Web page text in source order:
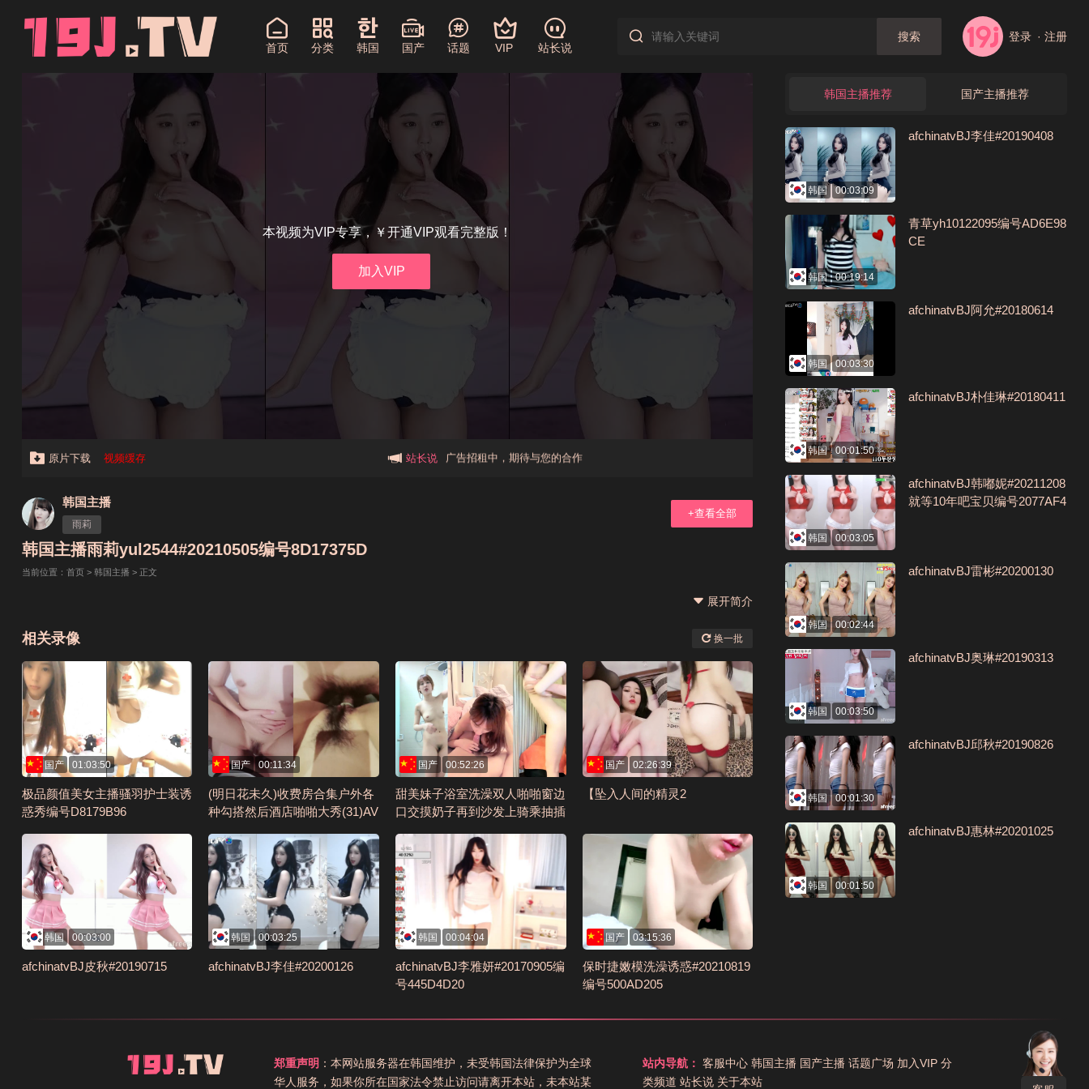
首页 分类 韩国 国产 话题 VIP 站长说
搜索 登录 · 注册
本视频为VIP专享，￥开通VIP观看完整版！
加入VIP
原片下载 视频缓存 站长说 广告招租中，期待与您的合作
韩国主播
雨莉
+查看全部
韩国主播雨莉yul2544#20210505编号8D17375D
当前位置： 首页 > 韩国主播 > 正文
展开简介
相关录像 换一批
国产 01:03:50
极品颜值美女主播骚羽护士装诱
惑秀编号D8179B96
国产 00:11:34
(明日花未久)收费房合集户外各
种勾搭然后酒店啪啪大秀(31)AV
国产 00:52:26
甜美妹子浴室洗澡双人啪啪窗边
口交摸奶子再到沙发上骑乘抽插
国产 02:26:39
【坠入人间的精灵2
韩国 00:03:00
afchinatvBJ皮秋#20190715
韩国 00:03:25
afchinatvBJ李佳#20200126
韩国 00:04:04
afchinatvBJ李雅妍#20170905编
号445D4D20
国产 03:15:36
保时捷嫩模洗澡诱惑#20210819
编号500AD205
韩国主播推荐 国产主播推荐
韩国 00:03:09
afchinatvBJ李佳#20190408
韩国 00:19:14
青草yh10122095编号AD6E98
CE
韩国 00:03:30
afchinatvBJ阿允#20180614
韩国 00:01:50
afchinatvBJ朴佳琳#20180411
韩国 00:03:05
afchinatvBJ韩嘟妮#20211208
就等10年吧宝贝编号2077AF4
韩国 00:02:44
afchinatvBJ雷彬#20200130
韩国 00:03:50
afchinatvBJ奥琳#20190313
韩国 00:01:30
afchinatvBJ邱秋#20190826
韩国 00:01:50
afchinatvBJ惠林#20201025
郑重声明 ：本网站服务器在韩国维护，未受韩国法律保护为全球
华人服务，如果你所在国家法令禁止访问请离开本站，未本站某
站内导航： 客服中心 韩国主播 国产主播 话题广场 加入VIP 分
类频道 站长说 关于本站